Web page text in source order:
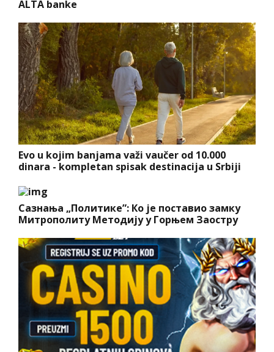
ALTA banke
Evo u kojim banjama važi vaučer od 10.000
dinara - kompletan spisak destinacija u Srbiji
Сазнања „Политике”: Ко је поставио замку
Митрополиту Методију у Горњем Заостру